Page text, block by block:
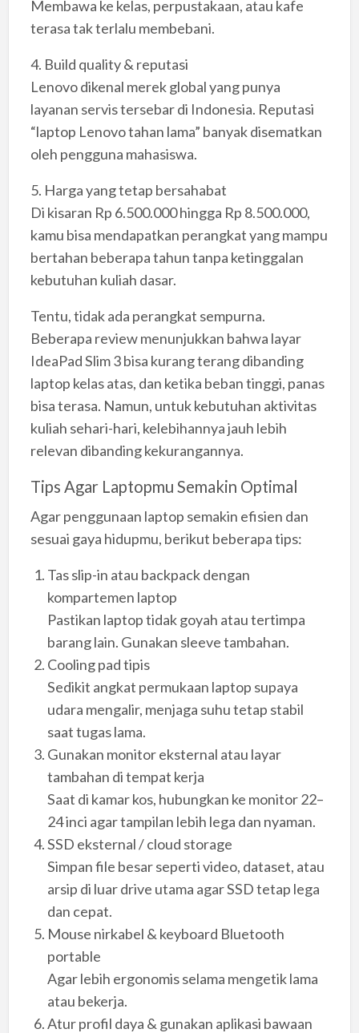
Membawa ke kelas, perpustakaan, atau kafe
terasa tak terlalu membebani.
4. Build quality & reputasi
Lenovo dikenal merek global yang punya
layanan servis tersebar di Indonesia. Reputasi
“laptop Lenovo tahan lama” banyak disematkan
oleh pengguna mahasiswa.
5. Harga yang tetap bersahabat
Di kisaran Rp 6.500.000 hingga Rp 8.500.000,
kamu bisa mendapatkan perangkat yang mampu
bertahan beberapa tahun tanpa ketinggalan
kebutuhan kuliah dasar.
Tentu, tidak ada perangkat sempurna.
Beberapa review menunjukkan bahwa layar
IdeaPad Slim 3 bisa kurang terang dibanding
laptop kelas atas, dan ketika beban tinggi, panas
bisa terasa. Namun, untuk kebutuhan aktivitas
kuliah sehari-hari, kelebihannya jauh lebih
relevan dibanding kekurangannya.
Tips Agar Laptopmu Semakin Optimal
Agar penggunaan laptop semakin efisien dan
sesuai gaya hidupmu, berikut beberapa tips:
Tas slip-in atau backpack dengan
kompartemen laptop
Pastikan laptop tidak goyah atau tertimpa
barang lain. Gunakan sleeve tambahan.
Cooling pad tipis
Sedikit angkat permukaan laptop supaya
udara mengalir, menjaga suhu tetap stabil
saat tugas lama.
Gunakan monitor eksternal atau layar
tambahan di tempat kerja
Saat di kamar kos, hubungkan ke monitor 22–
24 inci agar tampilan lebih lega dan nyaman.
SSD eksternal / cloud storage
Simpan file besar seperti video, dataset, atau
arsip di luar drive utama agar SSD tetap lega
dan cepat.
Mouse nirkabel & keyboard Bluetooth
portable
Agar lebih ergonomis selama mengetik lama
atau bekerja.
Atur profil daya & gunakan aplikasi bawaan